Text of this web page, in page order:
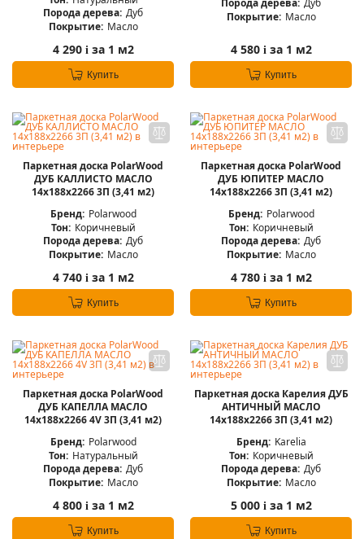
Порода дерева: Дуб
Покрытие: Масло
4 290 iза 1 м2
Купить
Порода дерева: Дуб
Покрытие: Масло
4 580 iза 1 м2
Купить
Паркетная доска PolarWood
ДУБ КАЛЛИСТО МАСЛО
14x188x2266 3П (3,41 м2)
Бренд: Polarwood
Тон: Коричневый
Порода дерева: Дуб
Покрытие: Масло
4 740 iза 1 м2
Купить
Паркетная доска PolarWood
ДУБ ЮПИТЕР МАСЛО
14x188x2266 3П (3,41 м2)
Бренд: Polarwood
Тон: Коричневый
Порода дерева: Дуб
Покрытие: Масло
4 780 iза 1 м2
Купить
Паркетная доска PolarWood
ДУБ КАПЕЛЛА МАСЛО
14x188x2266 4V 3П (3,41 м2)
Бренд: Polarwood
Тон: Натуральный
Порода дерева: Дуб
Покрытие: Масло
4 800 iза 1 м2
Купить
Паркетная доска Карелия ДУБ
АНТИЧНЫЙ МАСЛО
14x188x2266 3П (3,41 м2)
Бренд: Karelia
Тон: Коричневый
Порода дерева: Дуб
Покрытие: Масло
5 000 iза 1 м2
Купить